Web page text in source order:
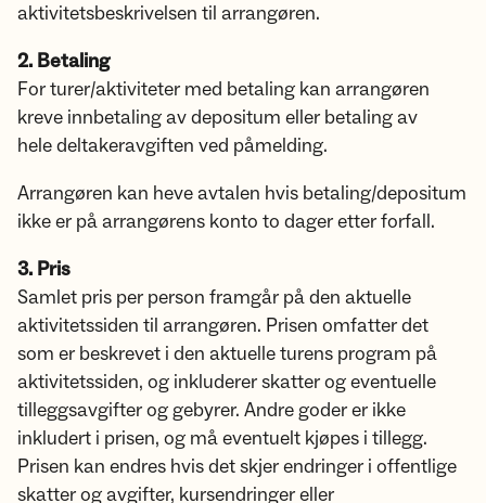
aktivitetsbeskrivelsen til arrangøren.
2. Betaling
For turer/aktiviteter med betaling kan arrangøren
kreve innbetaling av depositum eller betaling av
hele deltakeravgiften ved påmelding.
Arrangøren kan heve avtalen hvis betaling/depositum
ikke er på arrangørens konto to dager etter forfall.
3. Pris
Samlet pris per person framgår på den aktuelle
aktivitetssiden til arrangøren. Prisen omfatter det
som er beskrevet i den aktuelle turens program på
aktivitetssiden, og inkluderer skatter og eventuelle
tilleggsavgifter og gebyrer. Andre goder er ikke
inkludert i prisen, og må eventuelt kjøpes i tillegg.
Prisen kan endres hvis det skjer endringer i offentlige
skatter og avgifter, kursendringer eller